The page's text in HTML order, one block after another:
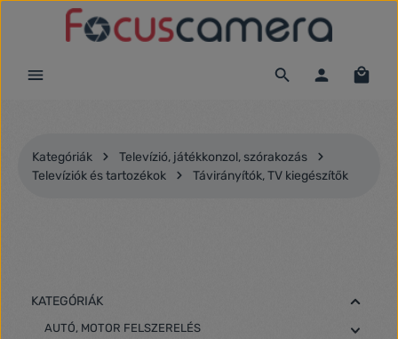
Ugrás a fő tartalomra
Kategóriák
Televízió, játékkonzol, szórakozás
Televíziók és tartozékok
Távirányítók, TV kiegészítők
KATEGÓRIÁK
AUTÓ, MOTOR FELSZERELÉS